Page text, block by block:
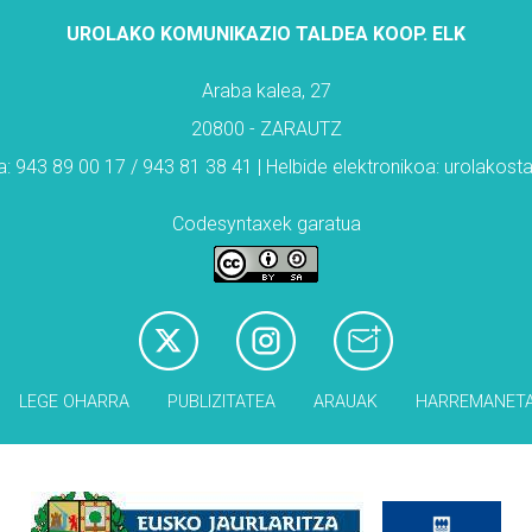
UROLAKO KOMUNIKAZIO TALDEA KOOP. ELK
Araba kalea, 27
20800 - ZARAUTZ
943 89 00 17 / 943 81 38 41 | Helbide elektronikoa:
Codesyntaxek garatua
LEGE OHARRA PUBLIZITATEA ARAUAK